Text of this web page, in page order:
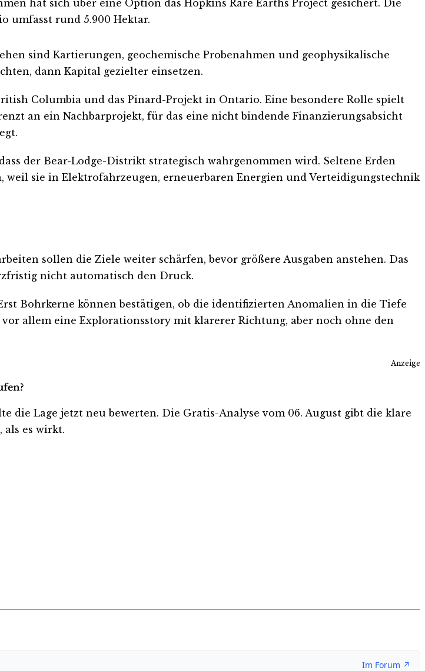
hat sich über eine Option das Hopkins Rare Earths Project gesichert. Die
umfasst rund 5.900 Hektar.
sind Kartierungen, geochemische Probenahmen und geophysikalische
dann Kapital gezielter einsetzen.
Columbia und das Pinard-Projekt in Ontario. Eine besondere Rolle spielt
an ein Nachbarprojekt, für das eine nicht bindende Finanzierungsabsicht
der Bear-Lodge-Distrikt strategisch wahrgenommen wird. Seltene Erden
sie in Elektrofahrzeugen, erneuerbaren Energien und Verteidigungstechnik
sollen die Ziele weiter schärfen, bevor größere Ausgaben anstehen. Das
nicht automatisch den Druck.
Bohrkerne können bestätigen, ob die identifizierten Anomalien in die Tiefe
allem eine Explorationsstory mit klarerer Richtung, aber noch ohne den
Anzeige
Lage jetzt neu bewerten. Die Gratis-Analyse vom 06. August gibt die klare
als es wirkt.